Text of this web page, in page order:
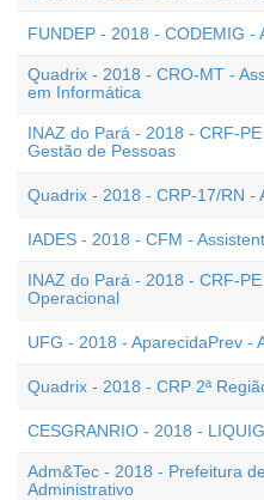
FUNDEP - 2018 - CODEMIG -
Quadrix - 2018 - CRO-MT -
em Informática
INAZ do Pará - 2018 - CRF-
Gestão de Pessoas
Quadrix - 2018 - CRP-17/RN -
IADES - 2018 - CFM -
INAZ do Pará - 2018 - CRF-
Operacional
UFG - 2018 - AparecidaPrev -
Quadrix - 2018 - CRP 2ª
CESGRANRIO - 2018 -
Adm&Tec - 2018 - Prefeitura
Administrativo